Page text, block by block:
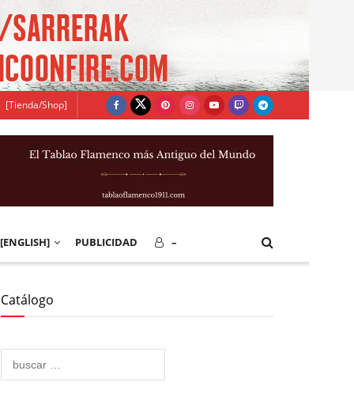
[Tienda/Shop]
[ENGLISH] PUBLICIDAD –
Catálogo